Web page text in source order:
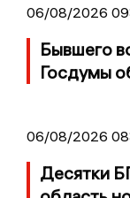
06/08/2026
Бывшего
Госдумы
06/08/2026
Десятки